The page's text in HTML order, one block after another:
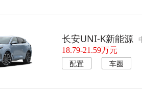
长安UNI-K新能源
18.79-21.59万元
配置 车圈